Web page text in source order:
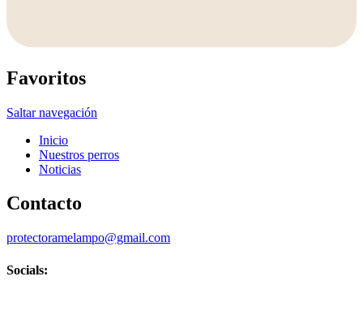
Favoritos
Saltar navegación
Inicio
Nuestros perros
Noticias
Contacto
protectoramelampo@gmail.com
Socials: